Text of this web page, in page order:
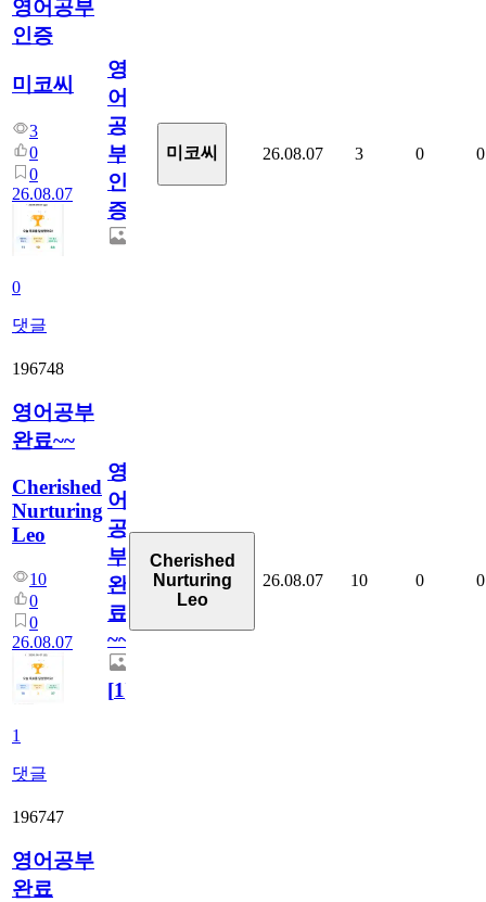
영어공부
인증
미코씨
3
0
0
26.08.07
0
댓글
영
어
공
부
인
증
미코씨 26.08.07 3 0 0
196748
영어공부
완료~~
Cherished
Nurturing
Leo
10
0
0
26.08.07
1
댓글
영
어
공
부
완
료
~~
[1]
Cherished
Nurturing
Leo
26.08.07 10 0 0
196747
영어공부
완료